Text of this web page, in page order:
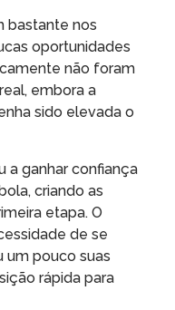
bastante nos
oportunidades
não foram
embora a
sido elevada o
a ganhar confiança
criando as
etapa. O
de se
pouco suas
rápida para